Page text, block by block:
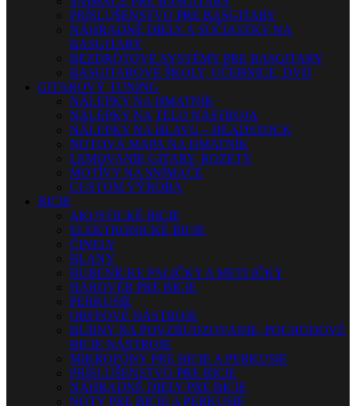
PRÍSLUŠENSTVO PRE BASGITARY
NÁHRADNÉ DIELY A SÚČIASTKY NA
BASGITARY
BEZDRÔTOVÉ SYSTÉMY PRE BASGITARY
BASGITAROVÉ ŠKOLY, UČEBNICE, DVD
GITAROVÝ TUNING
NÁLEPKY NA HMATNÍK
NÁLEPKY NA TELO NÁSTROJA
NÁLEPKY NA HLAVU – HEADSTOCK
NOTOVÁ MAPA NA HMATNÍK
LEMOVANIE GITARY, ROZETY
MOTÍVY NA SNÍMAČE
CUSTOM VÝROBA
BICIE
AKUSTICKÉ BICIE
ELEKTRONICKÉ BICIE
ČINELY
BLANY
BUBENÍCKE PALIČKY A METLIČKY
HARDVÉR PRE BICIE
PERKUSIE
ORFFOVÉ NÁSTROJE
BUBNY NA POVZBUDZOVANIE, POCHODOVÉ
BICIE NÁSTROJE
MIKROFÓNY PRE BICIE A PERKUSIE
PRÍSLUŠENSTVO PRE BICIE
NÁHRADNÉ DIELY PRE BICIE
NOTY PRE BICIE A PERKUSIE